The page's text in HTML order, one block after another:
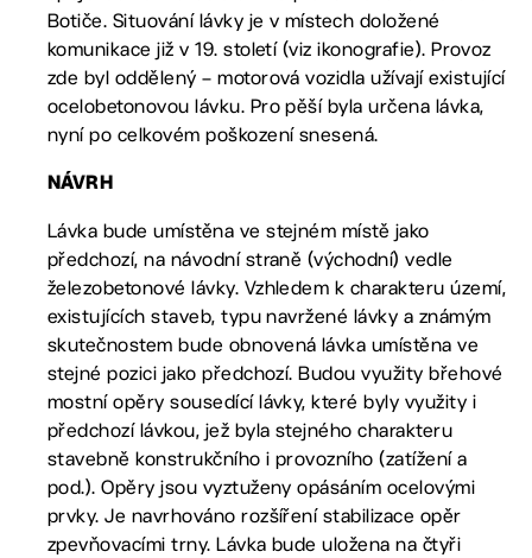
Botiče. Situování lávky je v místech doložené
komunikace již v 19. století (viz ikonografie). Provoz
zde byl oddělený – motorová vozidla užívají existující
ocelobetonovou lávku. Pro pěší byla určena lávka,
nyní po celkovém poškození snesená.
NÁVRH
Lávka bude umístěna ve stejném místě jako
předchozí, na návodní straně (východní) vedle
železobetonové lávky. Vzhledem k charakteru území,
existujících staveb, typu navržené lávky a známým
skutečnostem bude obnovená lávka umístěna ve
stejné pozici jako předchozí. Budou využity břehové
mostní opěry sousedící lávky, které byly využity i
předchozí lávkou, jež byla stejného charakteru
stavebně konstrukčního i provozního (zatížení a
pod.). Opěry jsou vyztuženy opásáním ocelovými
prvky. Je navrhováno rozšíření stabilizace opěr
zpevňovacími trny. Lávka bude uložena na čtyři